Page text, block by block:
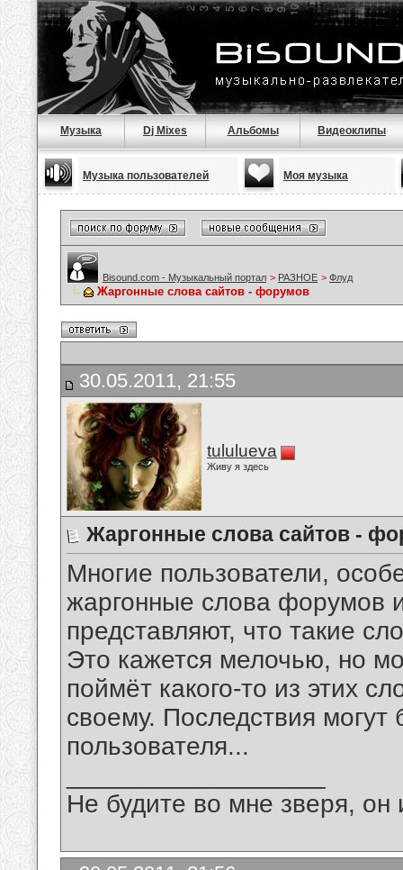
Музыка Dj Mixes Альбомы Видеоклипы
Музыка пользователей Моя музыка
Bisound.com - Музыкальный портал > РАЗНОЕ > Флуд
Жаргонные слова сайтов - форумов
30.05.2011, 21:55
tululueva
Живу я здесь
Жаргонные слова сайтов -
Многие пользователи,
жаргонные слова форумов
представляют, что такие
Это кажется мелочью, но
поймёт какого-то из этих
своему. Последствия
пользователя...
Не будите во мне зверя, он